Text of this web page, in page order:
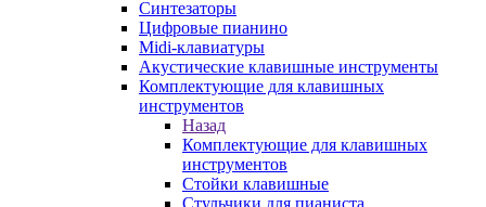
Синтезаторы
Цифровые пианино
Midi-клавиатуры
Акустические клавишные инструменты
Комплектующие для клавишных
инструментов
Назад
Комплектующие для клавишных
инструментов
Стойки клавишные
Стульчики для пианиста